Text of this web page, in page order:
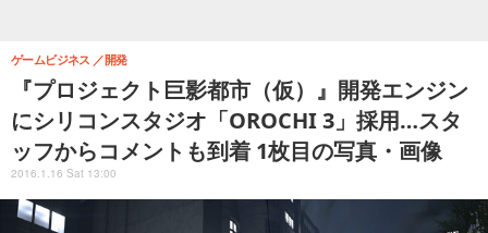
『プロジェクト巨影都市（仮）』開発エンジン
にシリコンスタジオ「OROCHI 3」採用…スタ
ッフからコメントも到着 1枚目の写真・画像
ゲームビジネス 開発
2016.1.16 Sat 13:00